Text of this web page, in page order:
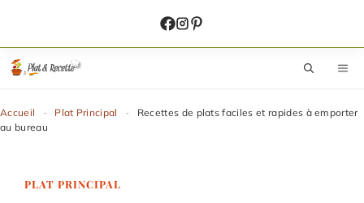
contenu
Accueil - Plat Principal -
Recettes de plats faciles et rapides à emporter
au bureau
PLAT PRINCIPAL